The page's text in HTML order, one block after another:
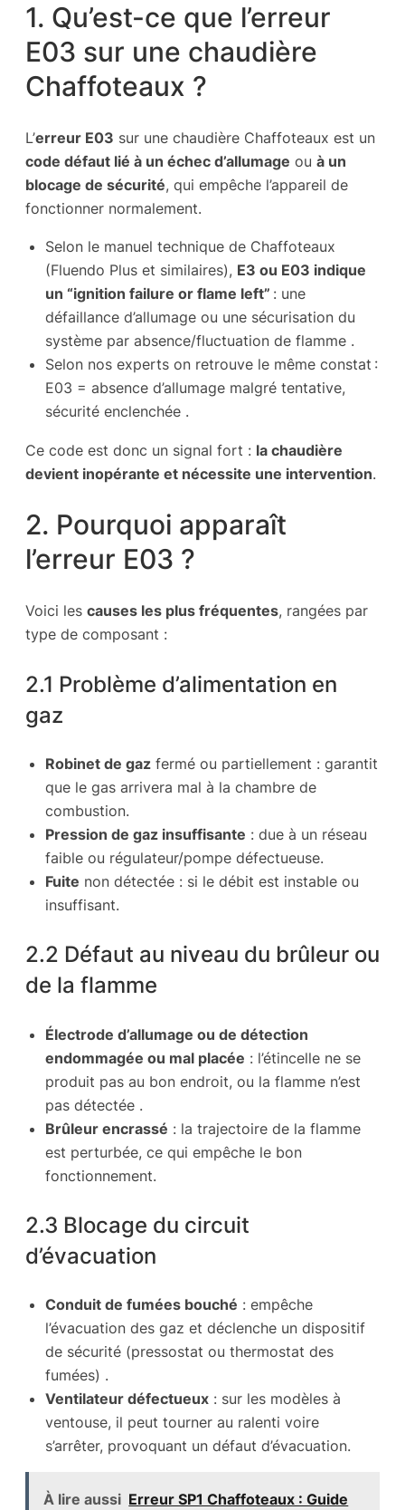
1. Qu’est-ce que l’erreur
E03 sur une chaudière
Chaffoteaux ?
L’erreur E03 sur une chaudière Chaffoteaux est un
code défaut lié à un échec d’allumage ou à un
blocage de sécurité, qui empêche l’appareil de
fonctionner normalement.
Selon le manuel technique de Chaffoteaux
(Fluendo Plus et similaires), E3 ou E03 indique
un “ignition failure or flame left” : une
défaillance d’allumage ou une sécurisation du
système par absence/fluctuation de flamme .
Selon nos experts on retrouve le même constat :
E03 = absence d’allumage malgré tentative,
sécurité enclenchée .
Ce code est donc un signal fort : la chaudière
devient inopérante et nécessite une intervention.
2. Pourquoi apparaît
l’erreur E03 ?
Voici les causes les plus fréquentes, rangées par
type de composant :
2.1 Problème d’alimentation en
gaz
Robinet de gaz fermé ou partiellement : garantit
que le gas arrivera mal à la chambre de
combustion.
Pression de gaz insuffisante : due à un réseau
faible ou régulateur/pompe défectueuse.
Fuite non détectée : si le débit est instable ou
insuffisant.
2.2 Défaut au niveau du brûleur ou
de la flamme
Électrode d’allumage ou de détection
endommagée ou mal placée : l’étincelle ne se
produit pas au bon endroit, ou la flamme n’est
pas détectée .
Brûleur encrassé : la trajectoire de la flamme
est perturbée, ce qui empêche le bon
fonctionnement.
2.3 Blocage du circuit
d’évacuation
Conduit de fumées bouché : empêche
l’évacuation des gaz et déclenche un dispositif
de sécurité (pressostat ou thermostat des
fumées) .
Ventilateur défectueux : sur les modèles à
ventouse, il peut tourner au ralenti voire
s’arrêter, provoquant un défaut d’évacuation.
À lire aussi Erreur SP1 Chaffoteaux : Guide